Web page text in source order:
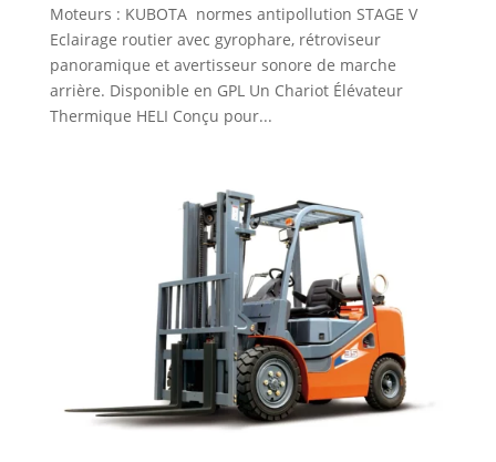
Moteurs : KUBOTA normes antipollution STAGE V
Eclairage routier avec gyrophare, rétroviseur
panoramique et avertisseur sonore de marche
arrière. Disponible en GPL Un Chariot Élévateur
Thermique HELI Conçu pour...